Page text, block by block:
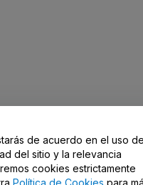
de acuerdo en el uso
del sitio y la relevancia
cookies estrictamente
Política de Cookies para